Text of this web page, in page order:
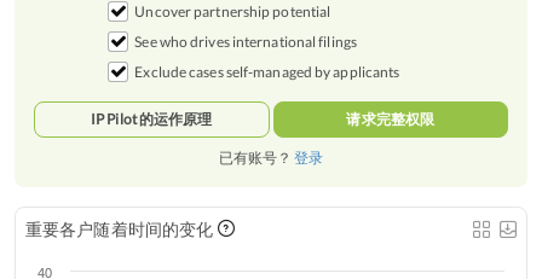
Uncover partnership potential
See who drives international filings
Exclude cases self-managed by applicants
IP Pilot 的运作原理 请求完整权限
已有账号？ 登录
重要各户随着时间的变化
40